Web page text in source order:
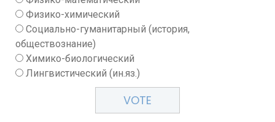
Физико-химический
Социально-гуманитарный (история,
обществознание)
Химико-биологический
Лингвистический (ин.яз.)